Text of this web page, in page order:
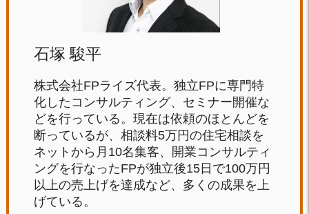
石塚 駿平
株式会社FPライズ代表。独立FPに専門特
化したコンサルティング、セミナー開催な
どを行っている。現在は依頼のほとんどを
断っているが、相談料5万円の住宅相談を
ネットから月10名集客、開業コンサルティ
ングを行なったFPが独立後15日で100万円
以上の売上げを達成など、多くの成果を上
げている。